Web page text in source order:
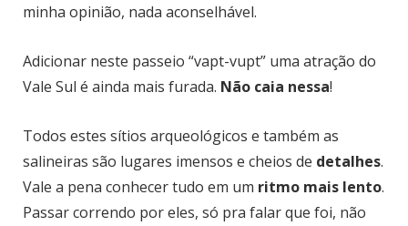
minha opinião, nada aconselhável.
Adicionar neste passeio “vapt-vupt” uma atração do
Vale Sul é ainda mais furada. Não caia nessa!
Todos estes sítios arqueológicos e também as
salineiras são lugares imensos e cheios de detalhes.
Vale a pena conhecer tudo em um ritmo mais lento.
Passar correndo por eles, só pra falar que foi, não